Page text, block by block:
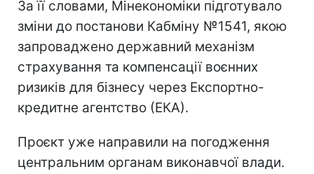
За її словами, Мінекономіки підготувало
зміни до постанови Кабміну №1541, якою
запроваджено державний механізм
страхування та компенсації воєнних
ризиків для бізнесу через Експортно-
кредитне агентство (ЕКА).
Проєкт уже направили на погодження
центральним органам виконавчої влади.